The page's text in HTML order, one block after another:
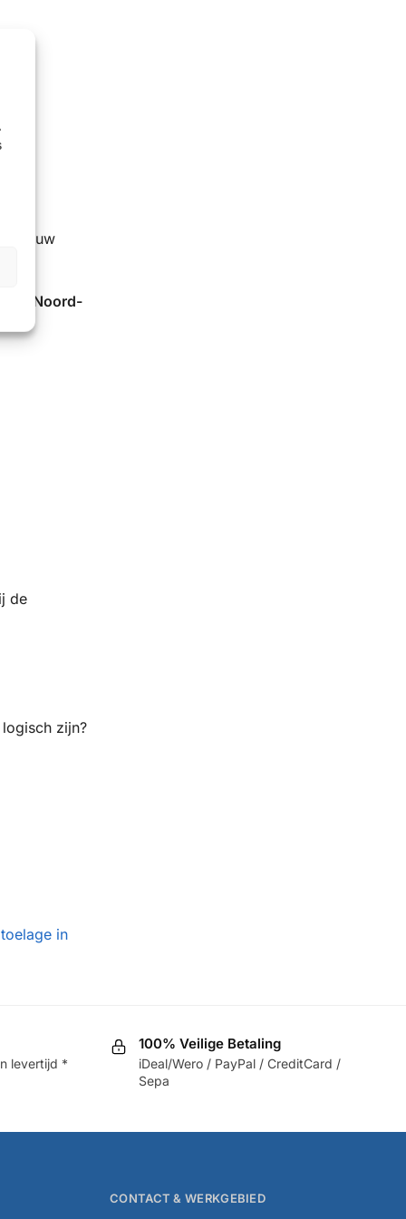
bij uw
(Noord-
de
zijn?
in
levertijd *
100% Veilige Betaling
iDeal/Wero / PayPal / CreditCard /
Sepa
CONTACT & WERKGEBIED